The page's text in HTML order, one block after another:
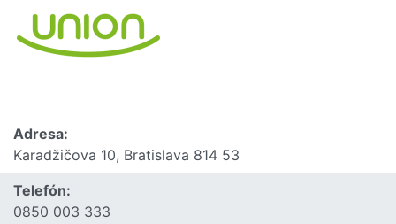
Adresa:
Karadžičova 10, Bratislava 814 53
Telefón:
0850 003 333